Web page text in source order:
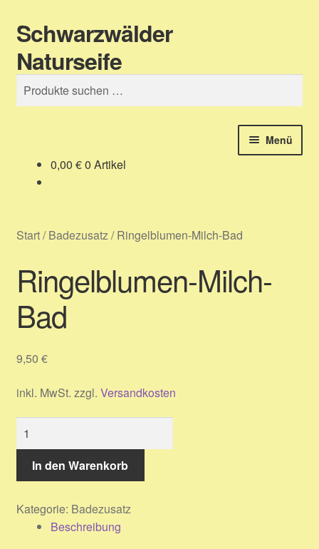
Zur
Navigation
springen
Zum
Inhalt
springen
Schwarzwälder
Naturseife
Suchen
nach:
Suchen
Menü
Shop – unser Seifenladen
Versandarten
Warenkorb
Widerrufsbelehrung
Kontakt
Impressum
Datenschutzerklärung
0,00 €0 Artikel
Start/Badezusatz/Ringelblumen-Milch-Bad
Ringelblumen-Milch-
Bad
9,50 €
inkl. MwSt. zzgl. Versandkosten
Milch-
Bad
Menge
In den Warenkorb
Kategorie: Badezusatz
Beschreibung